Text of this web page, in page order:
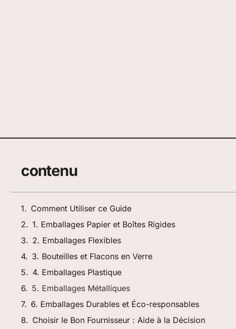
contenu
Comment Utiliser ce Guide
1. Emballages Papier et Boîtes Rigides
2. Emballages Flexibles
3. Bouteilles et Flacons en Verre
4. Emballages Plastique
5. Emballages Métalliques
6. Emballages Durables et Éco-responsables
Choisir le Bon Fournisseur : Aide à la Décision